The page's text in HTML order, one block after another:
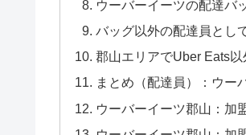
ウーバーイーツの配達バ
バッグ以外の配達員とし
郡山エリアでUber Eats
まとめ（配達員）：ウー
ウーバーイーツ郡山：加